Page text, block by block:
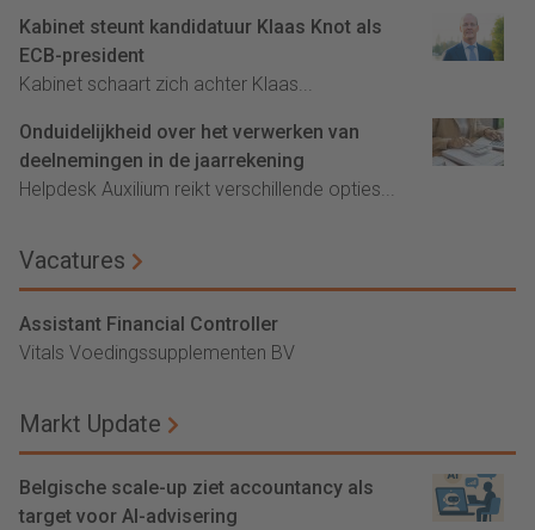
Kabinet steunt kandidatuur Klaas Knot als
ECB-president
Kabinet schaart zich achter Klaas...
Onduidelijkheid over het verwerken van
deelnemingen in de jaarrekening
Helpdesk Auxilium reikt verschillende opties...
Vacatures
Assistant Financial Controller
Vitals Voedingssupplementen BV
Markt Update
Belgische scale-up ziet accountancy als
target voor AI-advisering